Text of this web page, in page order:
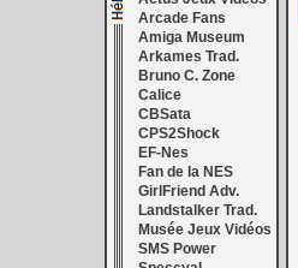
Arcade Fans
Amiga Museum
Arkames Trad.
Bruno C. Zone
Calice
CBSata
CPS2Shock
EF-Nes
Fan de la NES
GirlFriend Adv.
Landstalker Trad.
Musée Jeux Vidéos
SMS Power